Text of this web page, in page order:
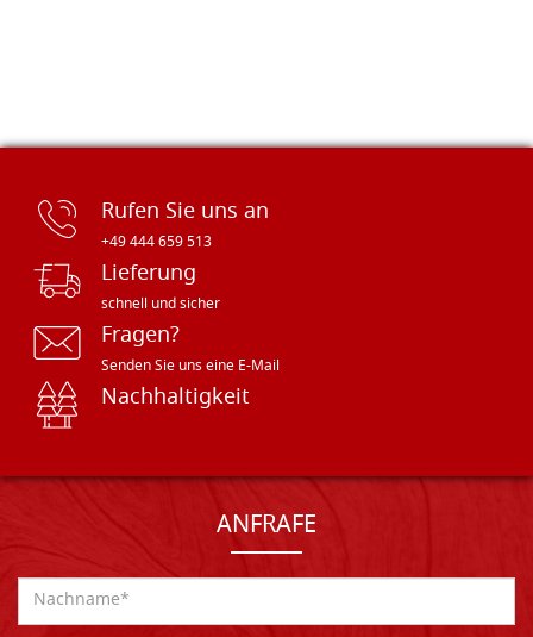
Rufen Sie uns an
+49 444 659 513
Lieferung
schnell und sicher
Fragen?
Senden Sie uns eine E-Mail
Nachhaltigkeit
ANFRAFE